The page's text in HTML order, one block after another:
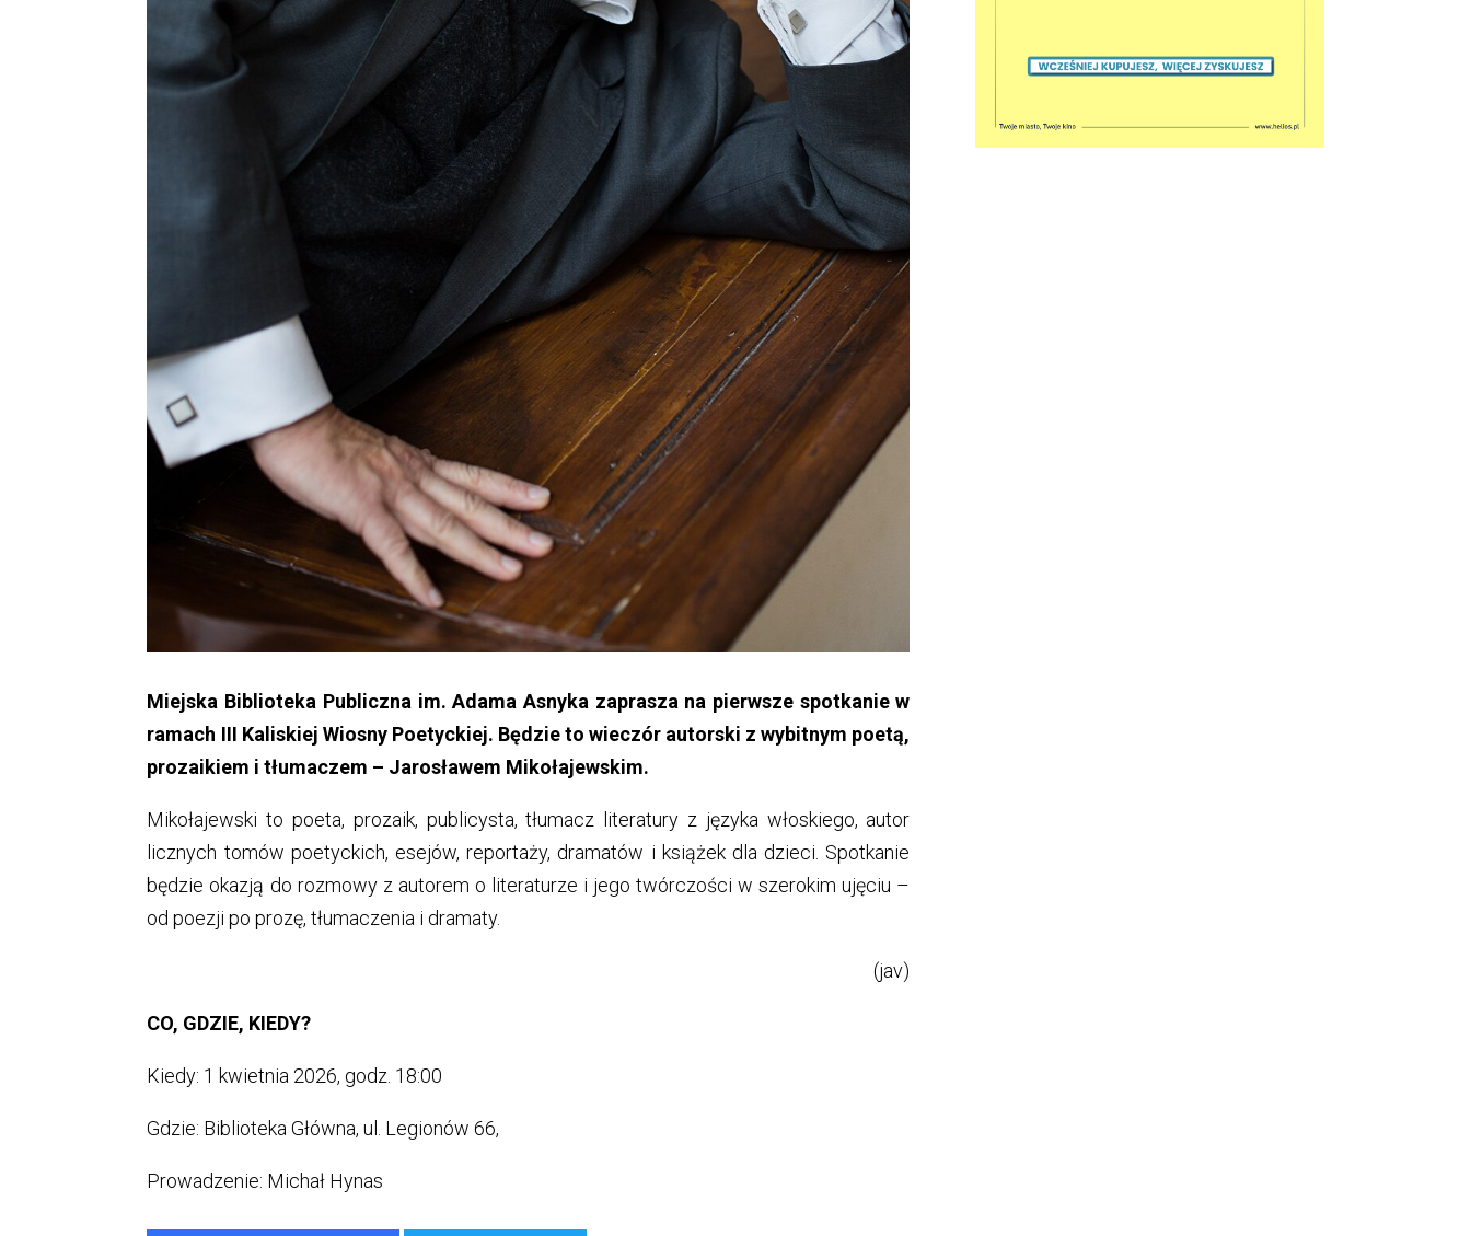
Miejska Biblioteka Publiczna im. Adama Asnyka zaprasza na pierwsze spotkanie w
ramach III Kaliskiej Wiosny Poetyckiej. Będzie to wieczór autorski z wybitnym poetą,
prozaikiem i tłumaczem – Jarosławem Mikołajewskim.
Mikołajewski to poeta, prozaik, publicysta, tłumacz literatury z języka włoskiego, autor
licznych tomów poetyckich, esejów, reportaży, dramatów i książek dla dzieci. Spotkanie
będzie okazją do rozmowy z autorem o literaturze i jego twórczości w szerokim ujęciu –
od poezji po prozę, tłumaczenia i dramaty.
(jav)
CO, GDZIE, KIEDY?
Kiedy: 1 kwietnia 2026, godz. 18:00
Gdzie: Biblioteka Główna, ul. Legionów 66,
Prowadzenie: Michał Hynas